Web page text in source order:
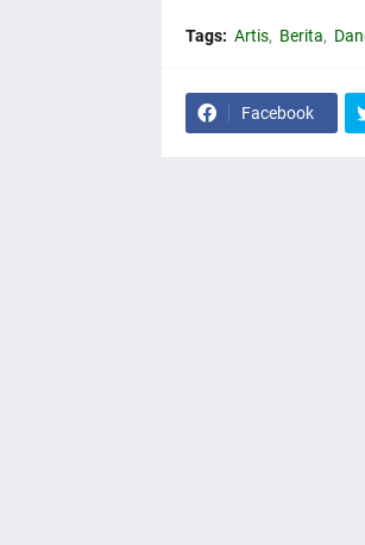
Tags: Artis Berita
Facebook